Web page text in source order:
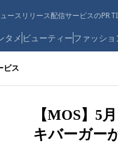
ースリリース配信サービスのPR
タメ ビューティーファッショ
ビス
【MOS】5
キバーガー